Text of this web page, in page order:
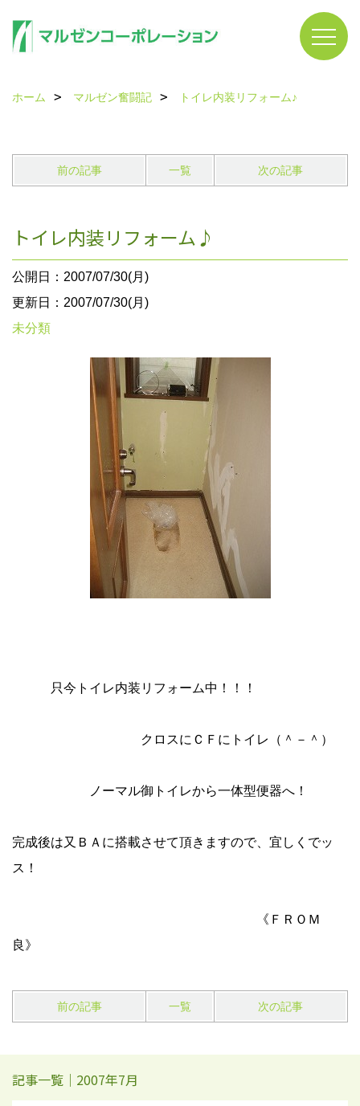
ホーム マルゼン奮闘記 トイレ内装リフォーム♪
前の記事 一覧 次の記事
トイレ内装リフォーム♪
公開日：2007/07/30(月)
更新日：2007/07/30(月)
未分類
只今トイレ内装リフォーム中！！！
クロスにＣＦにトイレ（＾－＾）
ノーマル御トイレから一体型便器へ！
完成後は又ＢＡに搭載させて頂きますので、宜しくでッ
ス！
《ＦＲＯＭ
良》
前の記事 一覧 次の記事
記事一覧｜2007年7月